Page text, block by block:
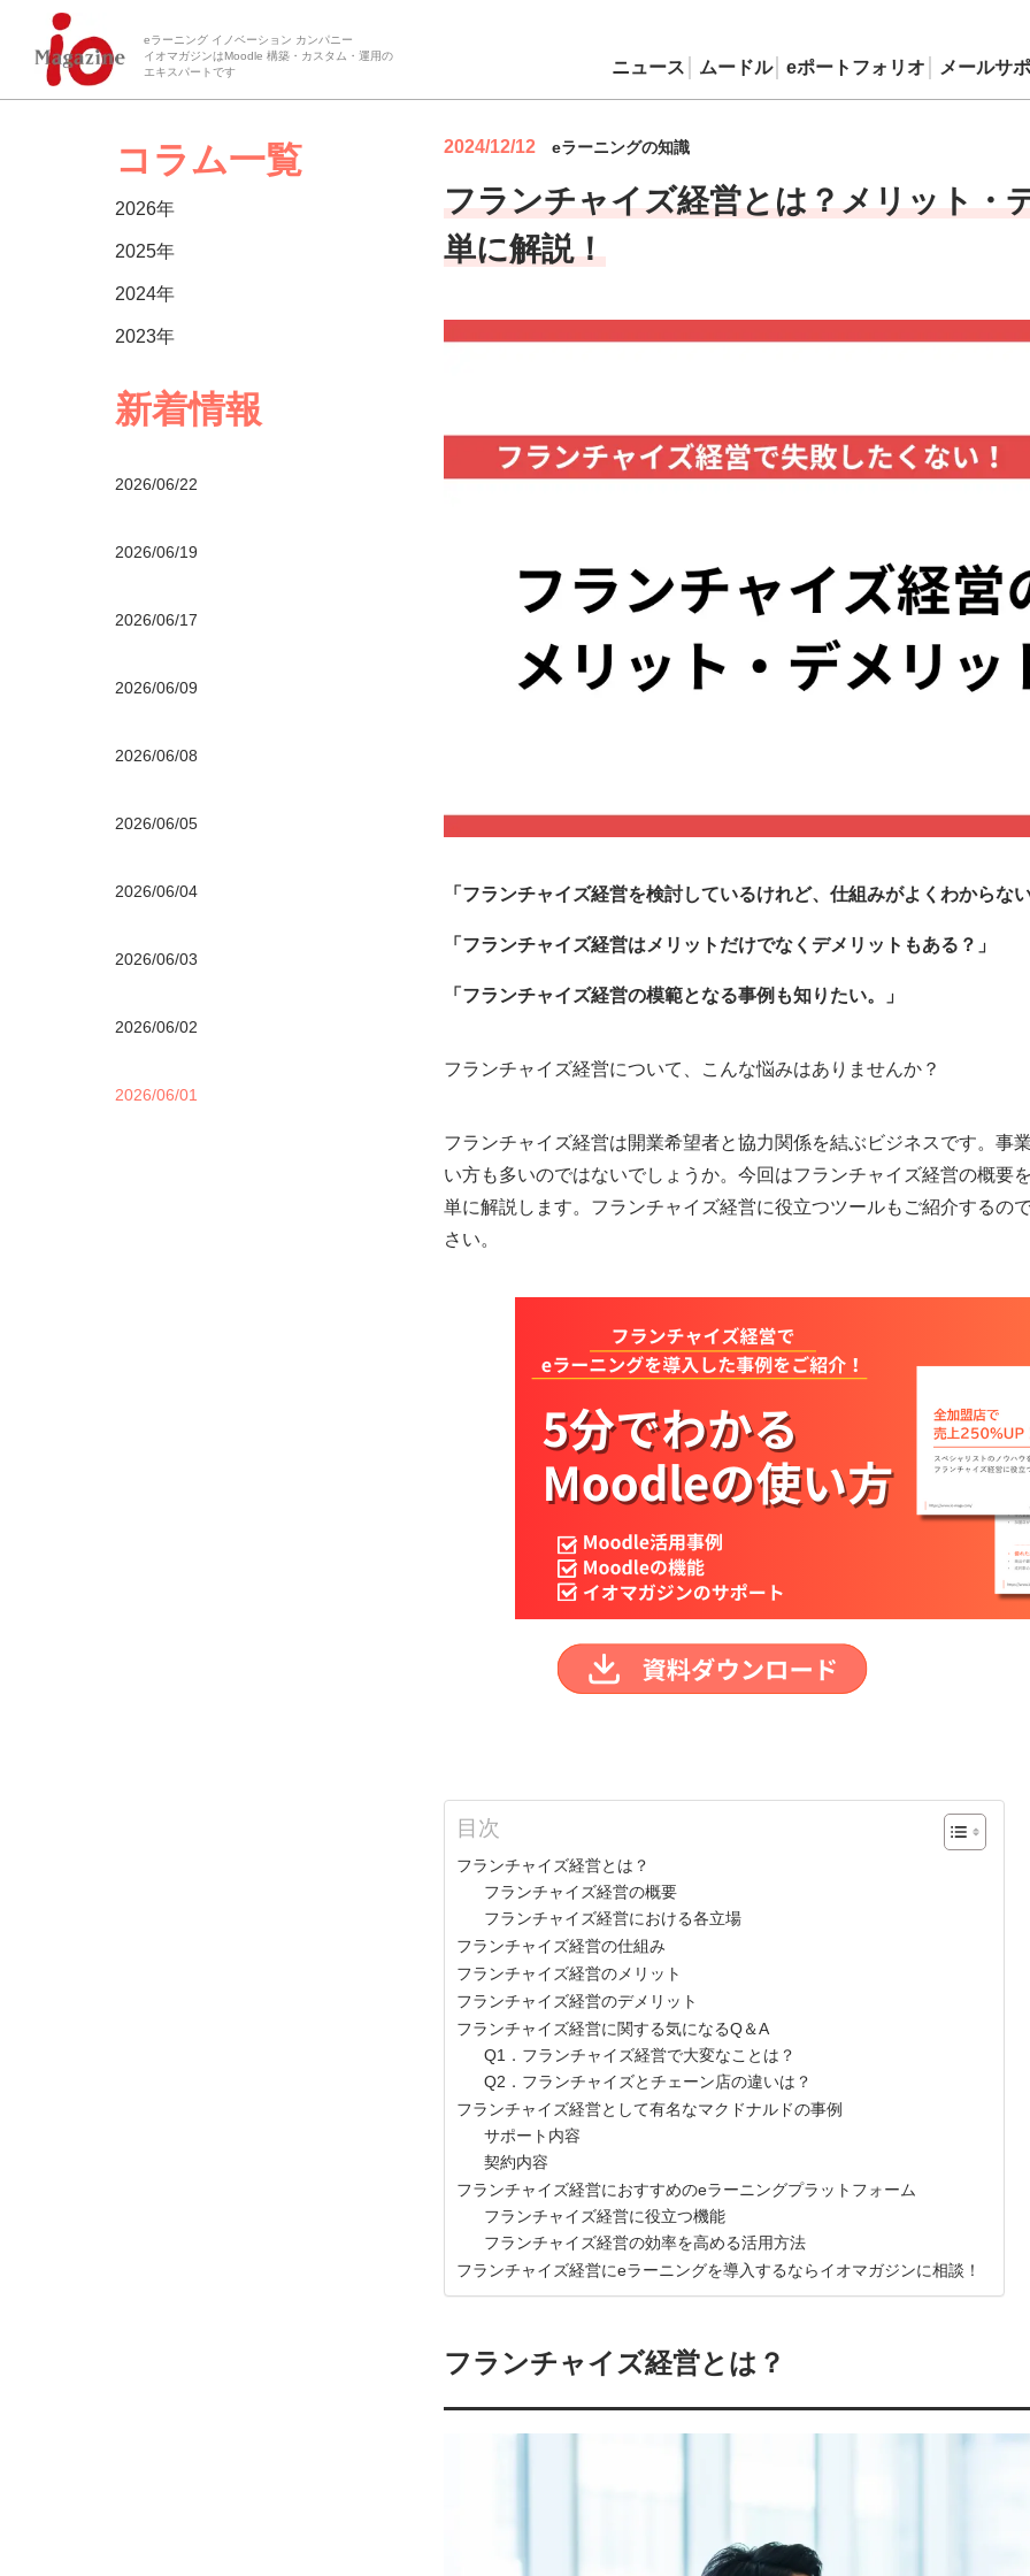
eラーニング イノベーション カンパニー
イオマガジンはMoodle 構築・カスタム・運用の
エキスパートです
ニュース ムードル eポートフォリオ メールサ
コラム一覧
2026年
2025年
2024年
2023年
新着情報
2026/06/22
2026/06/19
2026/06/17
2026/06/09
2026/06/08
2026/06/05
2026/06/04
2026/06/03
2026/06/02
2026/06/01
2024/12/12 eラーニングの知識
フランチャイズ経営とは？メリット・
単に解説！
「フランチャイズ経営を検討しているけれど、仕組みがよくわからな
「フランチャイズ経営はメリットだけでなくデメリットもある？」
「フランチャイズ経営の模範となる事例も知りたい。」
フランチャイズ経営について、こんな悩みはありませんか？
フランチャイズ経営は開業希望者と協力関係を結ぶビジネスです。事
い方も多いのではないでしょうか。今回はフランチャイズ経営の概要
単に解説します。フランチャイズ経営に役立つツールもご紹介するの
さい。
目次
フランチャイズ経営とは？
フランチャイズ経営の概要
フランチャイズ経営における各立場
フランチャイズ経営の仕組み
フランチャイズ経営のメリット
フランチャイズ経営のデメリット
フランチャイズ経営に関する気になるQ＆A
Q1．フランチャイズ経営で大変なことは？
Q2．フランチャイズとチェーン店の違いは？
フランチャイズ経営として有名なマクドナルドの事例
サポート内容
契約内容
フランチャイズ経営におすすめのeラーニングプラットフォーム
フランチャイズ経営に役立つ機能
フランチャイズ経営の効率を高める活用方法
フランチャイズ経営にeラーニングを導入するならイオマガジンに相談！
フランチャイズ経営とは？